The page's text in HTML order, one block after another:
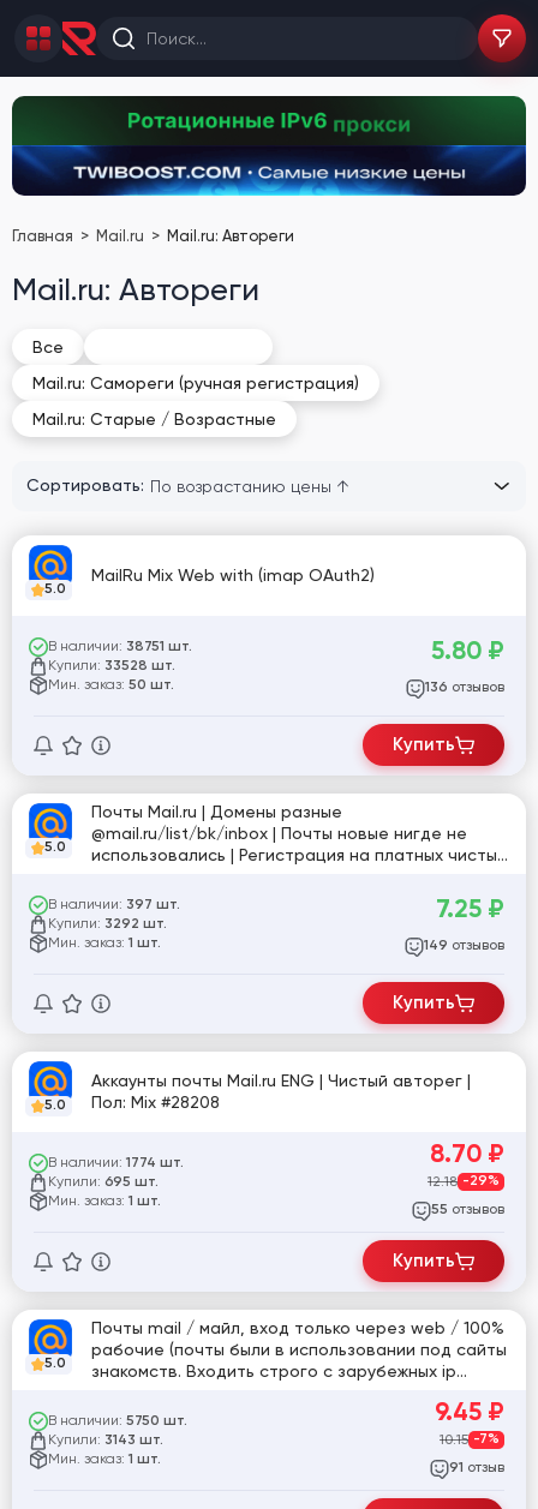
Главная Mail.ru Mail.ru: Автореги
Mail.ru: Автореги
Все
Mail.ru: Самореги (ручная регистрация)
Mail.ru: Старые / Возрастные
Сортировать:
5.0
MailRu Mix Web with (imap OAuth2)
В наличии: 38751 шт.
Купили: 33528 шт.
Мин. заказ: 50 шт.
5.80 ₽
136 отзывов
Купить
5.0
Почты Mail.ru | Домены разные
@mail.ru/list/bk/inbox | Почты новые нигде не
использовались | Регистрация на платных чистых
В наличии: 397 шт.
Купили: 3292 шт.
Мин. заказ: 1 шт.
7.25 ₽
149 отзывов
Купить
5.0
Аккаунты почты Mail.ru ENG | Чистый авторег |
Пол: Mix #28208
В наличии: 1774 шт.
Купили: 695 шт.
Мин. заказ: 1 шт.
8.70 ₽
12.18 -29%
55 отзывов
Купить
5.0
Почты mail / майл, вход только через web / 100%
рабочие (почты были в использовании под сайты
знакомств. Входить строго с зарубежных ip
В наличии: 5750 шт.
Купили: 3143 шт.
Мин. заказ: 1 шт.
9.45 ₽
10.15 -7%
91 отзыв